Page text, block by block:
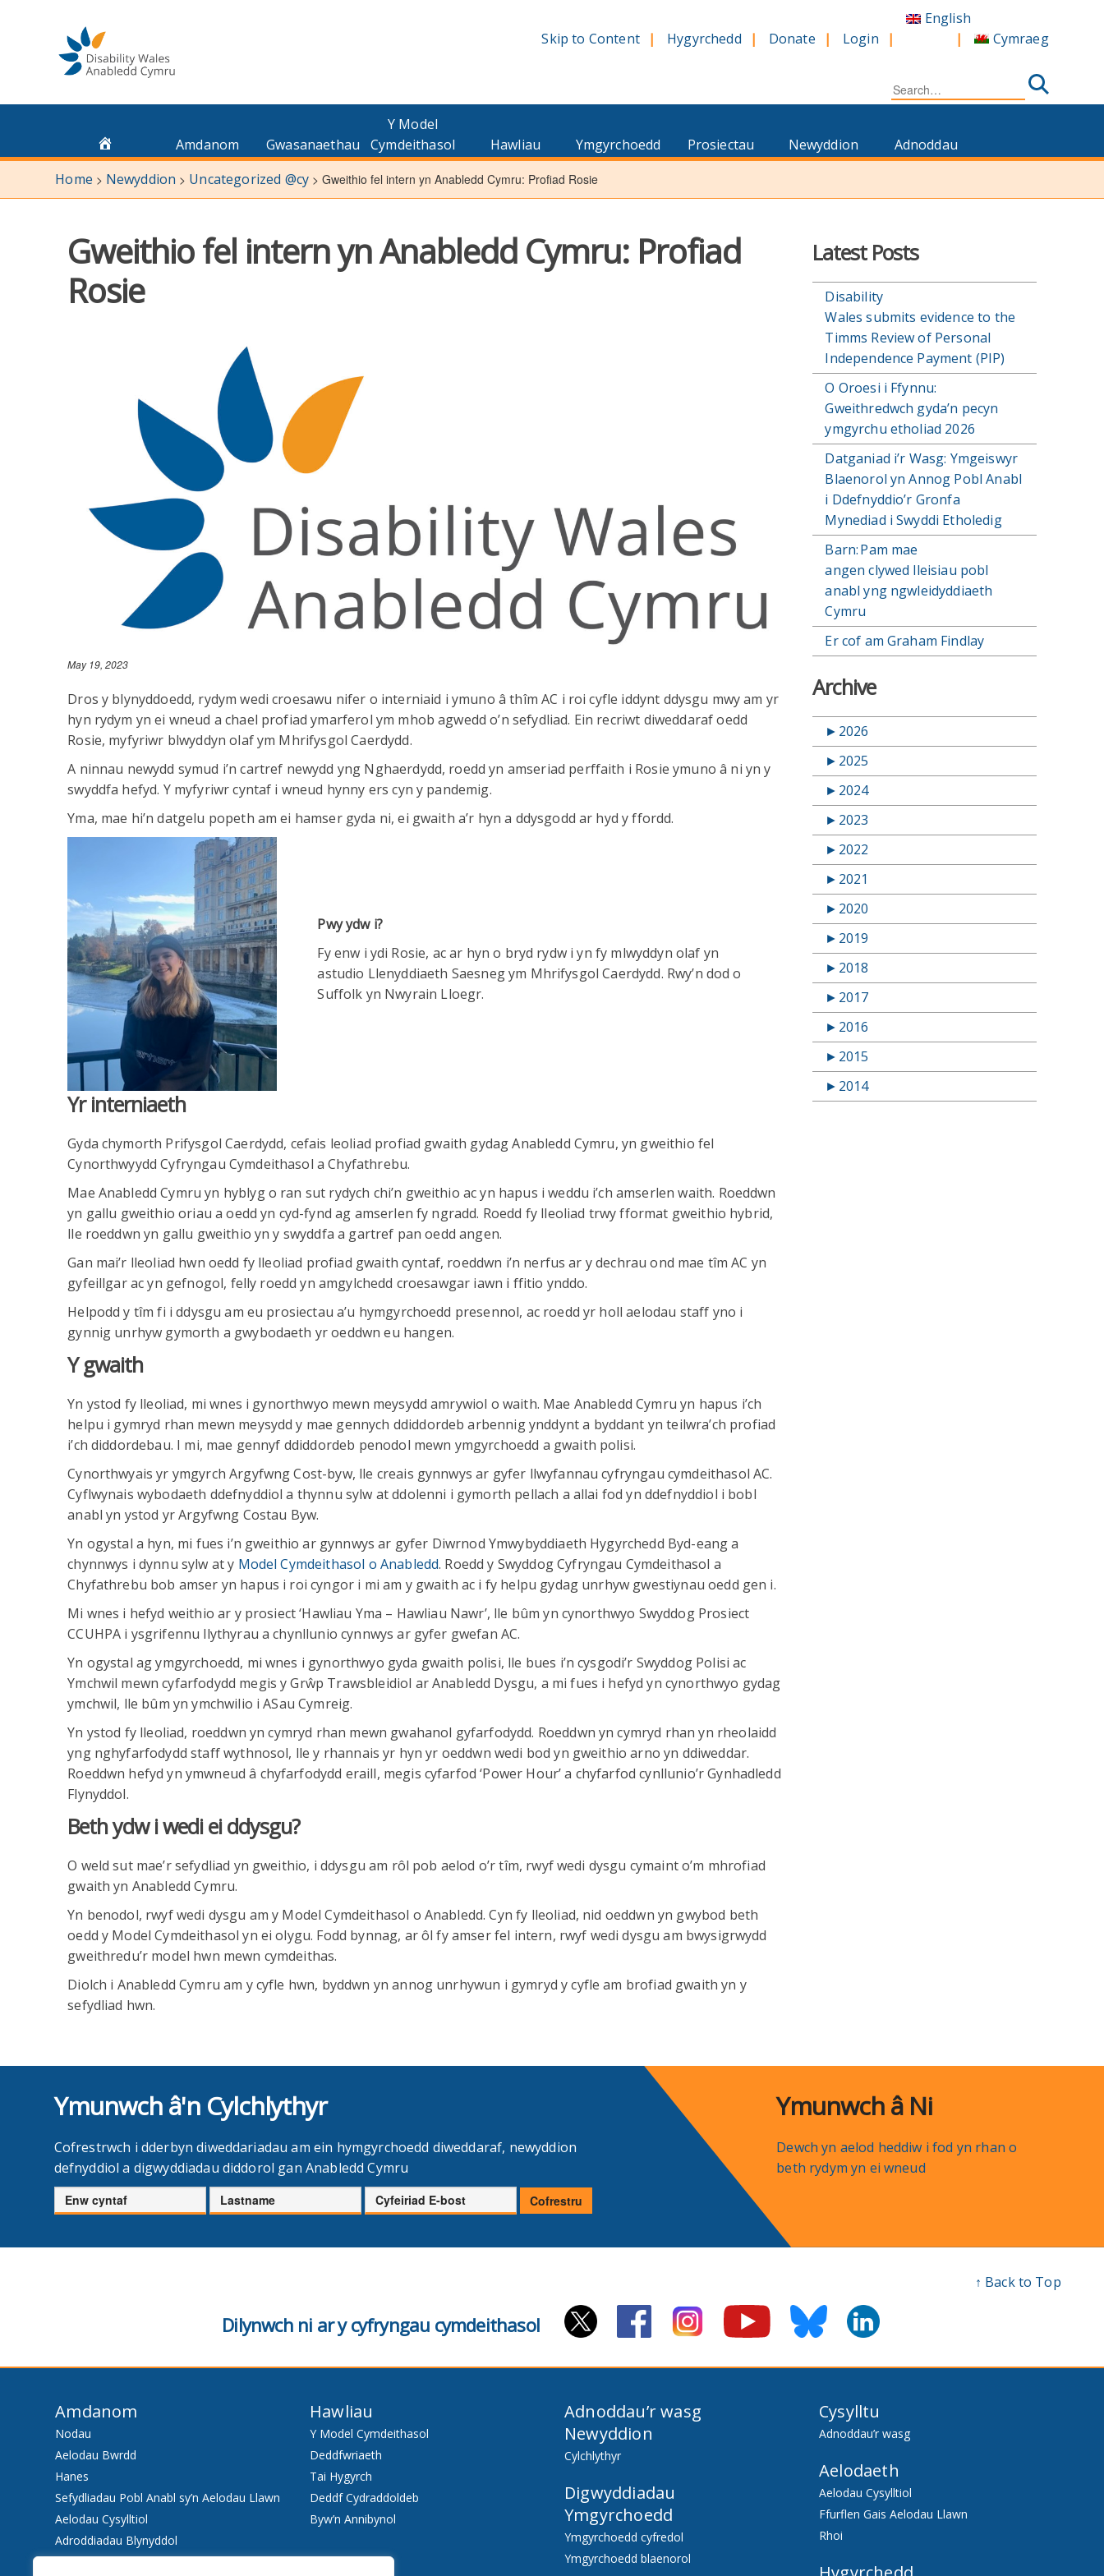
Skip to Content Hygyrchedd Donate Login
English
Cymraeg
Search
for:
Amdanom Gwasanaethau
Y Model
Cymdeithasol
Hawliau Ymgyrchoedd Prosiectau Newyddion
Adnoddau
Home > Newyddion > Uncategorized @cy >Gweithio fel intern yn Anabledd Cymru: Profiad Rosie
Gweithio fel intern yn Anabledd Cymru: Profiad
Rosie
May 19, 2023
Dros y blynyddoedd, rydym wedi croesawu nifer o interniaid i ymuno â thîm AC i roi cyfle iddynt ddysgu mwy am yr
hyn rydym yn ei wneud a chael profiad ymarferol ym mhob agwedd o’n sefydliad. Ein recriwt diweddaraf oedd
Rosie, myfyriwr blwyddyn olaf ym Mhrifysgol Caerdydd.
A ninnau newydd symud i’n cartref newydd yng Nghaerdydd, roedd yn amseriad perffaith i Rosie ymuno â ni yn y
swyddfa hefyd. Y myfyriwr cyntaf i wneud hynny ers cyn y pandemig.
Yma, mae hi’n datgelu popeth am ei hamser gyda ni, ei gwaith a’r hyn a ddysgodd ar hyd y ffordd.
Pwy ydw i?
Fy enw i ydi Rosie, ac ar hyn o bryd rydw i yn fy mlwyddyn olaf yn
astudio Llenyddiaeth Saesneg ym Mhrifysgol Caerdydd. Rwy’n dod o
Suffolk yn Nwyrain Lloegr.
Yr interniaeth
Gyda chymorth Prifysgol Caerdydd, cefais leoliad profiad gwaith gydag Anabledd Cymru, yn gweithio fel
Cynorthwyydd Cyfryngau Cymdeithasol a Chyfathrebu.
Mae Anabledd Cymru yn hyblyg o ran sut rydych chi’n gweithio ac yn hapus i weddu i’ch amserlen waith. Roeddwn
yn gallu gweithio oriau a oedd yn cyd-fynd ag amserlen fy ngradd. Roedd fy lleoliad trwy fformat gweithio hybrid,
lle roeddwn yn gallu gweithio yn y swyddfa a gartref pan oedd angen.
Gan mai’r lleoliad hwn oedd fy lleoliad profiad gwaith cyntaf, roeddwn i’n nerfus ar y dechrau ond mae tîm AC yn
gyfeillgar ac yn gefnogol, felly roedd yn amgylchedd croesawgar iawn i ffitio ynddo.
Helpodd y tîm fi i ddysgu am eu prosiectau a’u hymgyrchoedd presennol, ac roedd yr holl aelodau staff yno i
gynnig unrhyw gymorth a gwybodaeth yr oeddwn eu hangen.
Y gwaith
Yn ystod fy lleoliad, mi wnes i gynorthwyo mewn meysydd amrywiol o waith. Mae Anabledd Cymru yn hapus i’ch
helpu i gymryd rhan mewn meysydd y mae gennych ddiddordeb arbennig ynddynt a byddant yn teilwra’ch profiad
i’ch diddordebau. I mi, mae gennyf ddiddordeb penodol mewn ymgyrchoedd a gwaith polisi.
Cynorthwyais yr ymgyrch Argyfwng Cost-byw, lle creais gynnwys ar gyfer llwyfannau cyfryngau cymdeithasol AC.
Cyflwynais wybodaeth ddefnyddiol a thynnu sylw at ddolenni i gymorth pellach a allai fod yn ddefnyddiol i bobl
anabl yn ystod yr Argyfwng Costau Byw.
Yn ogystal a hyn, mi fues i’n gweithio ar gynnwys ar gyfer Diwrnod Ymwybyddiaeth Hygyrchedd Byd-eang a
chynnwys i dynnu sylw at y Model Cymdeithasol o Anabledd. Roedd y Swyddog Cyfryngau Cymdeithasol a
Chyfathrebu bob amser yn hapus i roi cyngor i mi am y gwaith ac i fy helpu gydag unrhyw gwestiynau oedd gen i.
Mi wnes i hefyd weithio ar y prosiect ‘Hawliau Yma – Hawliau Nawr’, lle bûm yn cynorthwyo Swyddog Prosiect
CCUHPA i ysgrifennu llythyrau a chynllunio cynnwys ar gyfer gwefan AC.
Yn ogystal ag ymgyrchoedd, mi wnes i gynorthwyo gyda gwaith polisi, lle bues i’n cysgodi’r Swyddog Polisi ac
Ymchwil mewn cyfarfodydd megis y Grŵp Trawsbleidiol ar Anabledd Dysgu, a mi fues i hefyd yn cynorthwyo gydag
ymchwil, lle bûm yn ymchwilio i ASau Cymreig.
Yn ystod fy lleoliad, roeddwn yn cymryd rhan mewn gwahanol gyfarfodydd. Roeddwn yn cymryd rhan yn rheolaidd
yng nghyfarfodydd staff wythnosol, lle y rhannais yr hyn yr oeddwn wedi bod yn gweithio arno yn ddiweddar.
Roeddwn hefyd yn ymwneud â chyfarfodydd eraill, megis cyfarfod ‘Power Hour’ a chyfarfod cynllunio’r Gynhadledd
Flynyddol.
Beth ydw i wedi ei ddysgu?
O weld sut mae’r sefydliad yn gweithio, i ddysgu am rôl pob aelod o’r tîm, rwyf wedi dysgu cymaint o’m mhrofiad
gwaith yn Anabledd Cymru.
Yn benodol, rwyf wedi dysgu am y Model Cymdeithasol o Anabledd. Cyn fy lleoliad, nid oeddwn yn gwybod beth
oedd y Model Cymdeithasol yn ei olygu. Fodd bynnag, ar ôl fy amser fel intern, rwyf wedi dysgu am bwysigrwydd
gweithredu’r model hwn mewn cymdeithas.
Diolch i Anabledd Cymru am y cyfle hwn, byddwn yn annog unrhywun i gymryd y cyfle am brofiad gwaith yn y
sefydliad hwn.
Latest Posts
Disability
Wales submits evidence to the
Timms Review of Personal
Independence Payment (PIP)
O Oroesi i Ffynnu:
Gweithredwch gyda’n pecyn
ymgyrchu etholiad 2026
Datganiad i’r Wasg: Ymgeiswyr
Blaenorol yn Annog Pobl Anabl
i Ddefnyddio’r Gronfa
Mynediad i Swyddi Etholedig
Barn: Pam mae
angen clywed lleisiau pobl
anabl yng ngwleidyddiaeth
Cymru
Er cof am Graham Findlay
Archive
► 2026
► 2025
► 2024
► 2023
► 2022
► 2021
► 2020
► 2019
► 2018
► 2017
► 2016
► 2015
► 2014
Ymunwch â'n Cylchlythyr
Cofrestrwch i dderbyn diweddariadau am ein hymgyrchoedd diweddaraf, newyddion
defnyddiol a digwyddiadau diddorol gan Anabledd Cymru
Enw
cyntaf
Cyfenw
Cyfeiriad
E-
Cofrestru
Ymunwch â Ni
Dewch yn aelod heddiw i fod yn rhan o
beth rydym yn ei wneud
↑ Back to Top
Dilynwch ni ar y cyfryngau cymdeithasol
Amdanom
Nodau
Aelodau Bwrdd
Hanes
Sefydliadau Pobl Anabl sy’n Aelodau Llawn
Aelodau Cysylltiol
Adroddiadau Blynyddol
Staff
Hawliau
Y Model Cymdeithasol
Deddfwriaeth
Tai Hygyrch
Deddf Cydraddoldeb
Byw’n Annibynol
Adnoddau’r wasg
Newyddion
Cylchlythyr
Digwyddiadau
Ymgyrchoedd
Ymgyrchoedd cyfredol
Ymgyrchoedd blaenorol
Cysylltu
Adnoddau’r wasg
Aelodaeth
Aelodau Cysylltiol
Ffurflen Gais Aelodau Llawn
Rhoi